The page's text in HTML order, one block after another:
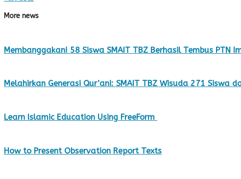
More news
Membanggakan! 58 Siswa SMAIT TBZ Berhasil Tembus PTN
Melahirkan Generasi Qur’ani: SMAIT TBZ Wisuda 271 Siswa
Learn Islamic Education Using FreeForm
How to Present Observation Report Texts